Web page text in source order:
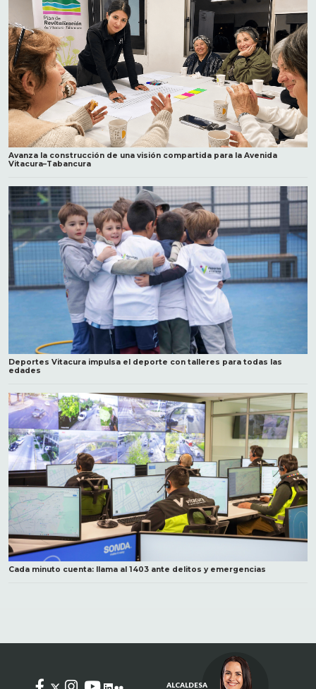
Avanza la construcción de una visión compartida para la Avenida
Vitacura–Tabancura
Deportes Vitacura impulsa el deporte con talleres para todas las
edades
Cada minuto cuenta: llama al 1403 ante delitos y emergencias
ALCALDESA